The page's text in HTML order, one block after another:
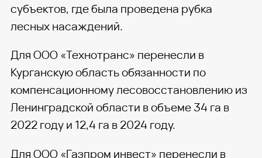
субъектов, где была проведена рубка
лесных насаждений.
Для ООО «Технотранс» перенесли в
Курганскую область обязанности по
компенсационному лесовосстановлению из
Ленинградской области в объеме 34 га в
2022 году и 12,4 га в 2024 году.
Для ООО «Газпром инвест» перенесли в